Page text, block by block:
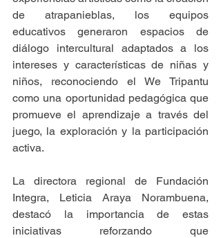
de atrapanieblas, los equipos
educativos generaron espacios de
diálogo intercultural adaptados a los
intereses y características de niñas y
niños, reconociendo el We Tripantu
como una oportunidad pedagógica que
promueve el aprendizaje a través del
juego, la exploración y la participación
activa.
La directora regional de Fundación
Integra, Leticia Araya Norambuena,
destacó la importancia de estas
iniciativas reforzando que